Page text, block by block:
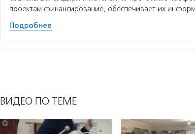
проектам финансирование, обеспечивает их
Подробнее
ВИДЕО ПО ТЕМЕ